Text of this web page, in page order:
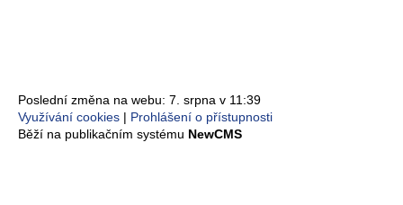
Poslední změna na webu: 7. srpna v 11:39
Využívání cookies
Prohlášení o přístupnosti
Běží na publikačním systému NewCMS